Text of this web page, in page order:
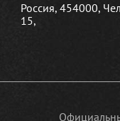
Россия, 454000,
15,